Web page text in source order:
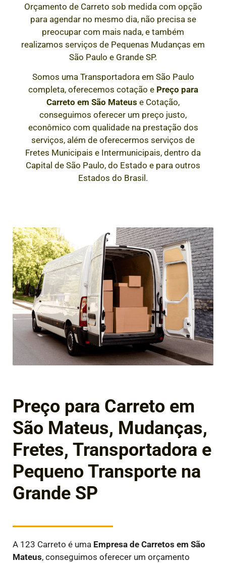
Orçamento de Carreto sob medida com opção
para agendar no mesmo dia, não precisa se
preocupar com mais nada, e também
realizamos serviços de Pequenas Mudanças em
São Paulo e Grande SP.
Somos uma Transportadora em São Paulo
completa, oferecemos cotação e Preço para
Carreto em São Mateus e Cotação,
conseguimos oferecer um preço justo,
econômico com qualidade na prestação dos
serviços, além de oferecermos serviços de
Fretes Municipais e Intermunicipais, dentro da
Capital de São Paulo, do Estado e para outros
Estados do Brasil.
Preço para Carreto em
São Mateus, Mudanças,
Fretes, Transportadora e
Pequeno Transporte na
Grande SP
A 123 Carreto é uma Empresa de Carretos em São
Mateus, conseguimos oferecer um orçamento